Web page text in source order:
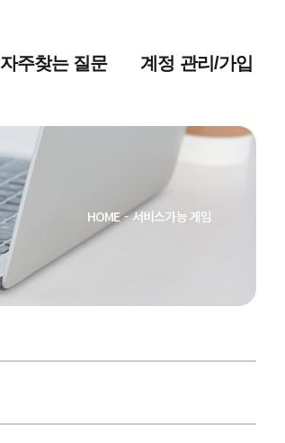
자주찾는 질문 계정 관리/가입
HOME - 서비스가능 게임